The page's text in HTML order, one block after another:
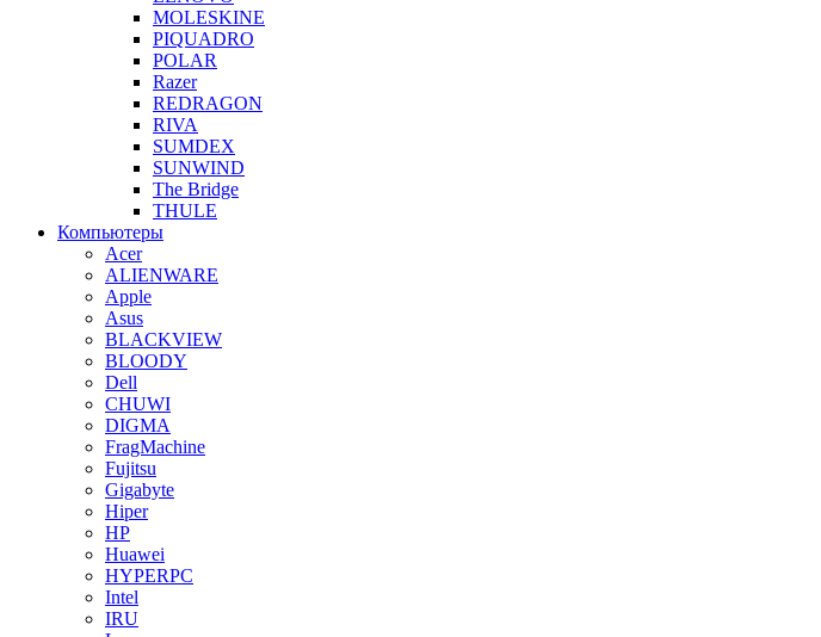
MOLESKINE
PIQUADRO
POLAR
Razer
REDRAGON
RIVA
SUMDEX
SUNWIND
The Bridge
THULE
Компьютеры
Acer
ALIENWARE
Apple
Asus
BLACKVIEW
BLOODY
Dell
CHUWI
DIGMA
FragMachine
Fujitsu
Gigabyte
Hiper
HP
Huawei
HYPERPC
Intel
IRU